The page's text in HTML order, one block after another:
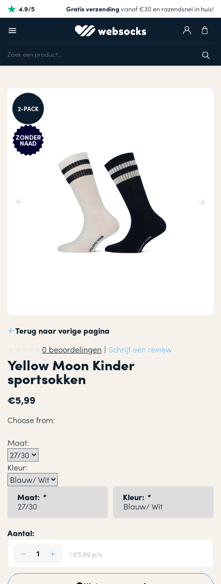
4.9/5 Gratis verzendingvanaf €30 en razendsnel in huis!
2-PACK
ZONDER
NAAD
Terug naar vorige pagina
0 beoordelingen | Schrijf een review
Yellow Moon Kinder
sportsokken
€5,99
Choose from:
Maat:
Kleur:
Maat: * Kleur: *
Aantal:
| €5,99 p/s